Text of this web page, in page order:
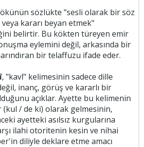
sözlükte "sesli olarak bir söz
kararı beyan etmek"
belirtir. Bu kökten türeyen emir
eylemini değil, arkasında bir
bir telaffuzu ifade eder.
, "kavl" kelimesinin sadece dille
inanç, görüş ve kararlı bir
açıklar. Ayette bu kelimenin
/ de ki) olarak gelmesinin,
ayetteki asılsız kurgularına
ilahi otoritenin kesin ve nihai
diliyle deklare etme amacı